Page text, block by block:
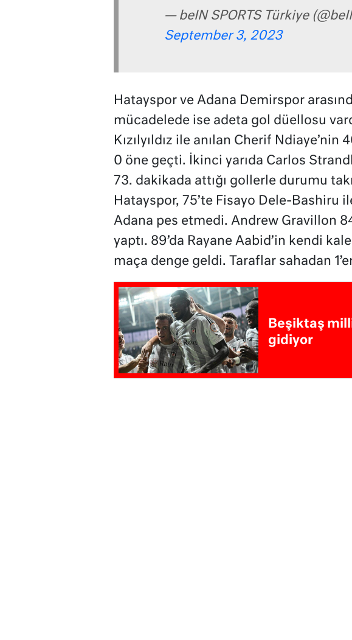
— beIN SPORTS Türkiye
September 3, 2023
Hatayspor ve Adana Demirspor
mücadelede ise adeta gol düellosu
Kızılyıldız ile anılan Cherif Ndiaye’nin
0 öne geçti. İkinci yarıda Carlos
73. dakikada attığı gollerle durumu
Hatayspor, 75’te Fisayo Dele-Bashiru
Adana pes etmedi. Andrew Gravillon
yaptı. 89’da Rayane Aabid’in kendi
maça denge geldi. Taraflar sahadan
Beşiktaş
gidiyor